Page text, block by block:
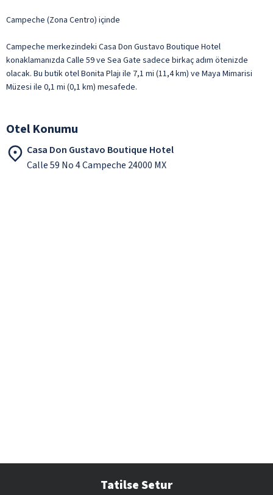
Campeche (Zona Centro) içinde
Campeche merkezindeki Casa Don Gustavo Boutique Hotel
konaklamanızda Calle 59 ve Sea Gate sadece birkaç adım ötenizde
olacak. Bu butik otel Bonita Plajı ile 7,1 mi (11,4 km) ve Maya Mimarisi
Müzesi ile 0,1 mi (0,1 km) mesafede.
Otel Konumu
Casa Don Gustavo Boutique Hotel
Calle 59 No 4 Campeche 24000 MX
Tatilse Setur